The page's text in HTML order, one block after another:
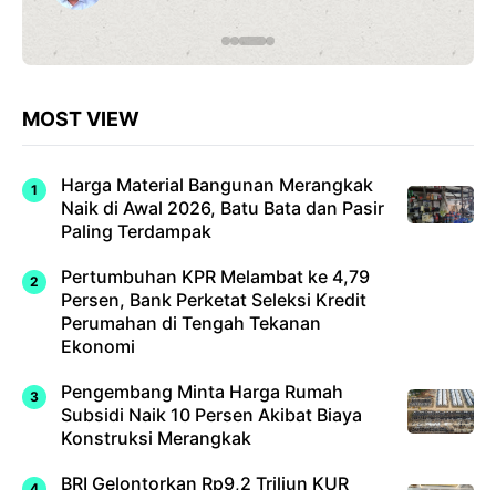
MOST VIEW
Harga Material Bangunan Merangkak
Naik di Awal 2026, Batu Bata dan Pasir
Paling Terdampak
Pertumbuhan KPR Melambat ke 4,79
Persen, Bank Perketat Seleksi Kredit
Perumahan di Tengah Tekanan
Ekonomi
Pengembang Minta Harga Rumah
Subsidi Naik 10 Persen Akibat Biaya
Konstruksi Merangkak
BRI Gelontorkan Rp9,2 Triliun KUR